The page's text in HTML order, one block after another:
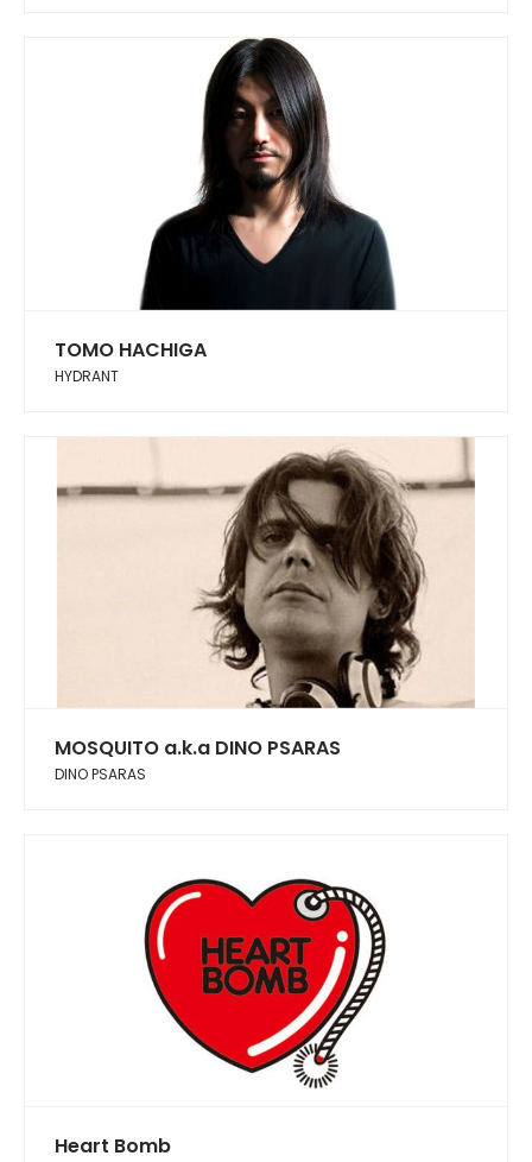
TOMO HACHIGA
HYDRANT
MOSQUITO a.k.a DINO PSARAS
DINO PSARAS
Heart Bomb